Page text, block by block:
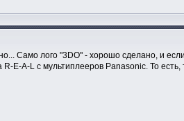
Само лого "3DO" - хорошо сделано, и
E-A-L с мультиплееров Panasonic. То